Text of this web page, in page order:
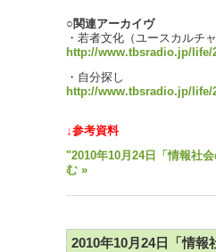
○関連アーカイヴ
・若者文化（ユースカルチ
http://www.tbsradio.jp/life/
・自分探し
http://www.tbsradio.jp/life/
↓参考資料
"2010年10月24日「情報社
む »
2010年10月24日「情報